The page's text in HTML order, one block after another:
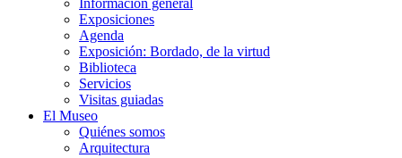
Información general
Exposiciones
Agenda
Exposición: Bordado, de la virtud
Biblioteca
Servicios
Visitas guiadas
El Museo
Quiénes somos
Arquitectura